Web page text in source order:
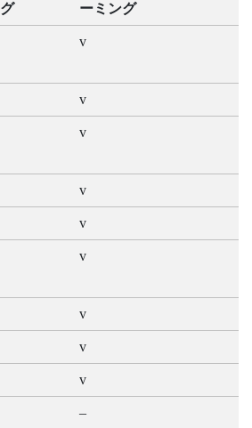
ーミング
v
v
v
v
v
v
v
v
v
–